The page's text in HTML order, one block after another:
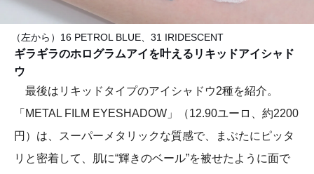
（左から）16 PETROL BLUE、31 IRIDESCENT
ギラギラのホログラムアイを叶えるリキッドアイシャド
ウ
最後はリキッドタイプのアイシャドウ2種を紹介。
「METAL FILM EYESHADOW」（12.90ユーロ、約2200
円）は、スーパーメタリックな質感で、まぶたにピッタ
リと密着して、肌に“輝きのベール”を被せたように面で